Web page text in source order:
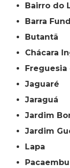
Bairro do
Barra
Butantã
Chácara
Jaguaré
Jaraguá
Jardim
Jardim
Lapa
Pacaembu